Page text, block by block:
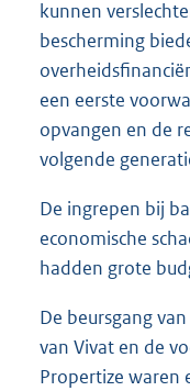
kunnen
bescherming
een eerste
opvangen en de
volgende
De ingrepen bij
economische
hadden grote
De beursgang
van Vivat en de
Propertize waren